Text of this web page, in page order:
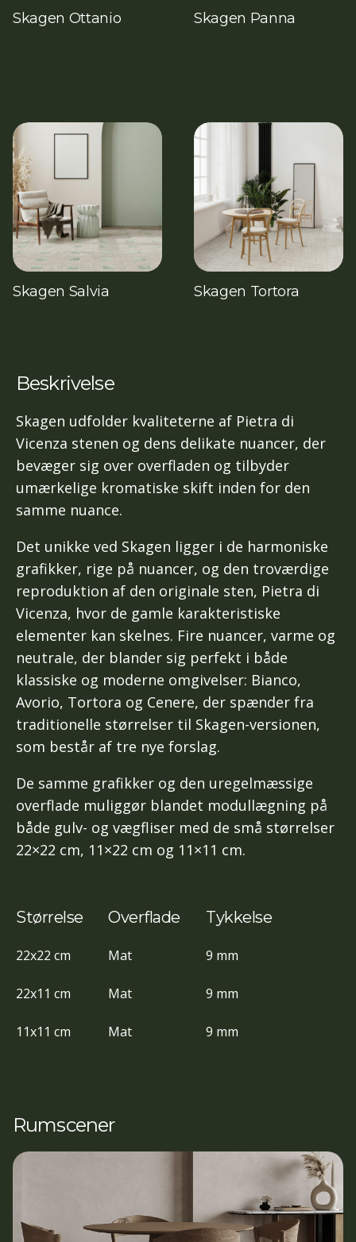
Skagen Ottanio Skagen Panna
Skagen Salvia Skagen Tortora
Beskrivelse
Skagen udfolder kvaliteterne af Pietra di
Vicenza stenen og dens delikate nuancer, der
bevæger sig over overfladen og tilbyder
umærkelige kromatiske skift inden for den
samme nuance.
Det unikke ved Skagen ligger i de harmoniske
grafikker, rige på nuancer, og den troværdige
reproduktion af den originale sten, Pietra di
Vicenza, hvor de gamle karakteristiske
elementer kan skelnes. Fire nuancer, varme og
neutrale, der blander sig perfekt i både
klassiske og moderne omgivelser: Bianco,
Avorio, Tortora og Cenere, der spænder fra
traditionelle størrelser til Skagen-versionen,
som består af tre nye forslag.
De samme grafikker og den uregelmæssige
overflade muliggør blandet modullægning på
både gulv- og vægfliser med de små størrelser
22×22 cm, 11×22 cm og 11×11 cm.
Størrelse Overflade Tykkelse
22x22 cm Mat 9 mm
22x11 cm Mat 9 mm
11x11 cm Mat 9 mm
Rumscener